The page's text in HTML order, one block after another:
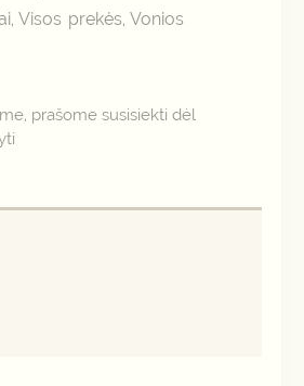
Visos prekės Vonios
prašome susisiekti dėl